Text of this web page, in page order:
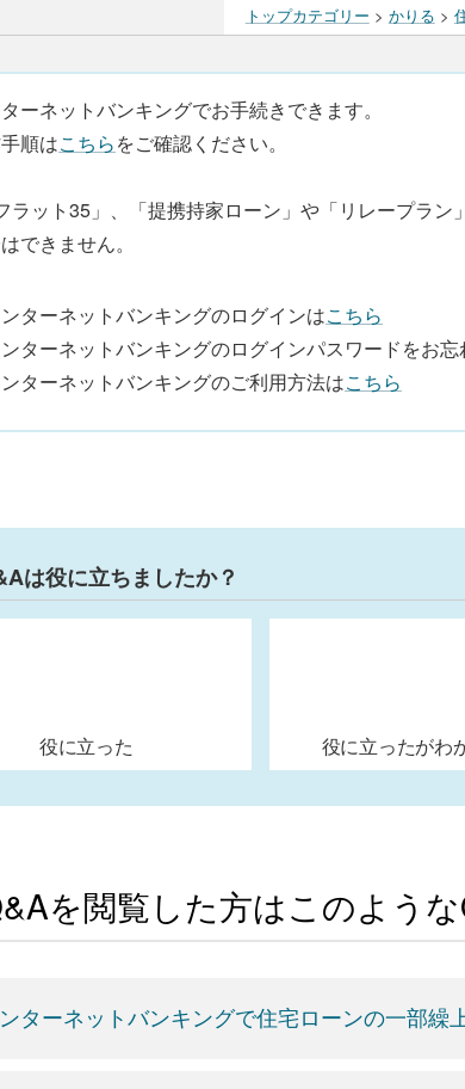
トップカテゴリー > かりる >
ーネットバンキングでお手続きできます。
順はこちらをご確認ください。
ラット35」、「提携持家ローン」や「リレープラ
できません。
ターネットバンキングのログインはこちら
ターネットバンキングのログインパスワードをお忘
ターネットバンキングのご利用方法はこちら
は役に立ちましたか？
役に立った 役に立ったがわ
を閲覧した方はこのよう
ターネットバンキングで住宅ローンの一部繰